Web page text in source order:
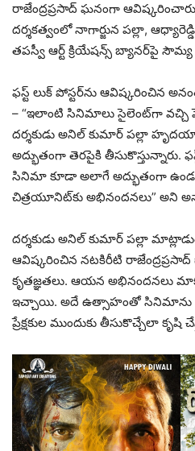
రాజేంద్రప్రసాద్ ఘనంగా
దర్శకత్వంలో నాగార్జున పల్లా,
తపస్వీ ఆర్ట్ క్రియేషన్స్ బ్యానర్‌పై సౌమ్య
ఫస్ట్ లుక్ పోస్టర్‌ను ఆవిష్కరించిన
– “ఇలాంటి సినిమాలు సైలెంట్‌గా వచ్చి
దర్శకుడు అనిల్ కుమార్ పల్లా
అద్భుతంగా తెరపైకి తీసుకొస్తున్నారు.
సినిమా కూడా అలాగే అద్భుతంగా
చిత్ర‌యూనిట్‌కు అభినంద‌న‌లు” అని
దర్శకుడు అనిల్ కుమార్ పల్లా
ఆవిష్కరించిన నటకిరీటి
కృతజ్ఞతలు. ఆయన అభినందనలు
ఇచ్చాయి. అదే ఉత్సాహంతో సినిమాను
ప్రేక్షకుల ముందుకు తీసుకొచ్చేలా కృషి